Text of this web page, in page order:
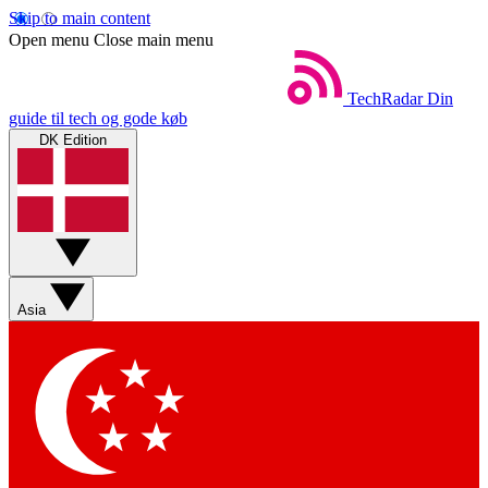
Skip to main content
Open menu Close main menu
TechRadar Din
guide til tech og gode køb
DK Edition
Asia